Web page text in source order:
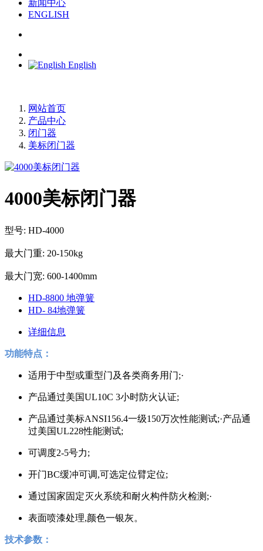
新闻中心
ENGLISH
English
网站首页
产品中心
闭门器
美标闭门器
4000美标闭门器
型号: HD-4000
最大门重: 20-150kg
最大门宽: 600-1400mm
HD-8800 地弹簧
HD- 84地弹簧
详细信息
功能特点：
适用于中型或重型门及各类商务用门;·
产品通过美国UL10C 3小时防火认证;
产品通过美标ANSI156.4一级150万次性能测试;·产品通
过美国UL228性能测试;
可调度2-5号力;
开门BC缓冲可调,可选定位臂定位;
通过国家固定灭火系统和耐火构件防火检测;·
表面喷漆处理,颜色一银灰。
技术参数：